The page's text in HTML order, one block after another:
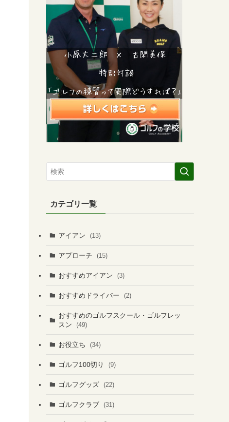
カテゴリ一覧
アイアン (13)
アプローチ (15)
おすすめアイアン (3)
おすすめドライバー (2)
おすすめのゴルフスクール・ゴルフレッ
スン
(49)
お役立ち (34)
ゴルフ100切り (9)
ゴルフグッズ (22)
ゴルフクラブ (31)